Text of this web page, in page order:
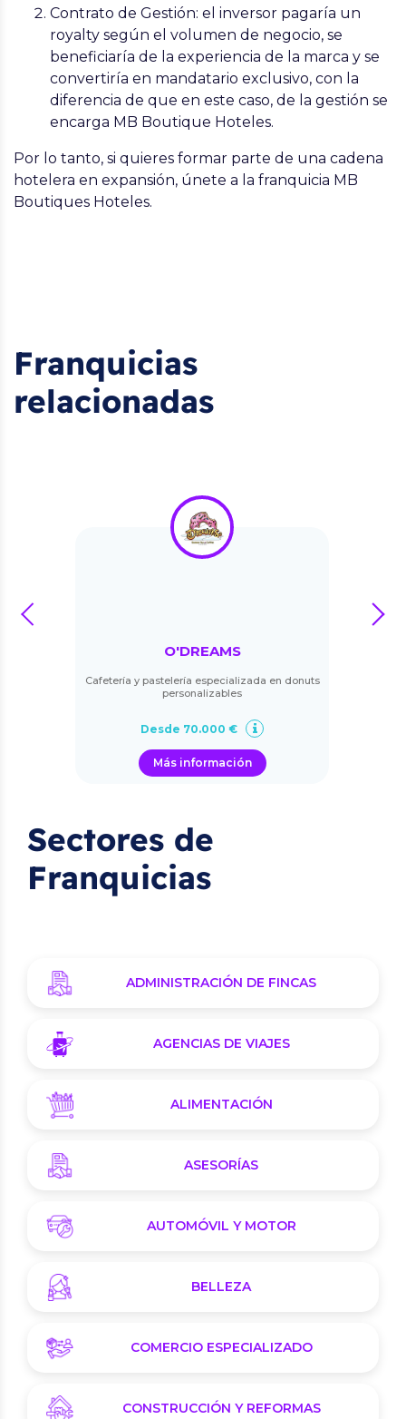
Contrato de Gestión: el inversor pagaría un
royalty según el volumen de negocio, se
beneficiaría de la experiencia de la marca y se
convertiría en mandatario exclusivo, con la
diferencia de que en este caso, de la gestión se
encarga MB Boutique Hoteles.
Por lo tanto, si quieres formar parte de una cadena
hotelera en expansión, únete a la franquicia MB
Boutiques Hoteles.
Franquicias
relacionadas
O'DREAMS
Cafetería y pastelería especializada en donuts
personalizables
Desde 70.000 €
Más información
prev next
Sectores de
Franquicias
ADMINISTRACIÓN DE FINCAS
AGENCIAS DE VIAJES
ALIMENTACIÓN
ASESORÍAS
AUTOMÓVIL Y MOTOR
BELLEZA
COMERCIO ESPECIALIZADO
CONSTRUCCIÓN Y REFORMAS